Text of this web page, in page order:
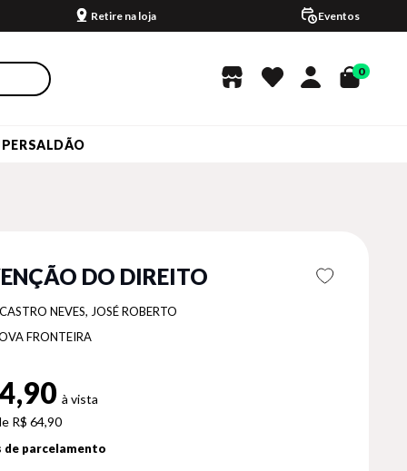
Retire na loja Eventos
0
DO DIREITO
NEVES, JOSÉ ROBERTO
FRONTEIRA
R$ 64,90
de parcelamento